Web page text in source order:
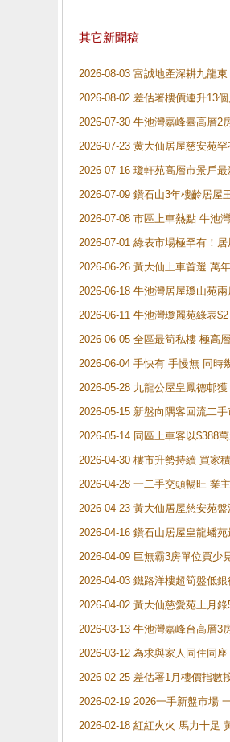
其它新聞稿
2026-08-03 富誠地產深耕九龍
2026-08-02 差估署樓價連升13
2026-07-30 牛池灣嘉峰臺高層2
2026-07-23 黄大仙居屋慈安苑
2026-07-16 瓊軒苑高層市景戶
2026-07-09 鑽石山3年樓齡居屋
2026-07-08 市區上車熱點 牛池
2026-07-01 綠表市場極罕有！
2026-06-26 黃大仙上車首選 萬
2026-06-18 牛池灣居屋瓊山苑
2026-06-11 牛池灣瓊麗苑綠表
2026-06-05 全區最筍私樓 極高
2026-06-04 手快有 手慢無 同時
2026-05-28 九龍公屋皇鳳德邨
2026-05-15 新盤向隅客回流二
2026-05-14 同區上車客以$388
2026-04-30 樓市升勢持續 買家
2026-04-28 一二手交頭暢旺 業
2026-04-23 黃大仙居屋慈安苑
2026-04-16 鑽石山居屋皇龍蟠
2026-04-09 巨無霸3房單位買少
2026-04-03 鐵路洋樓超筍盤低
2026-04-02 黃大仙慈愛苑上月
2026-03-13 牛池灣嘉峰台高層3
2026-03-12 為求與家人同住同
2026-02-25 差估署1月樓價指數
2026-02-19 2026一手新盤市場
2026-02-18 紅紅火火 馬力十足